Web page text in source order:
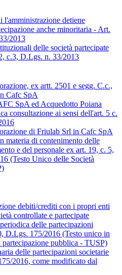
l'amministrazione detiene
anche minoritaria - Art.
2013
delle società partecipate
c.3, D.Lgs. n. 33/2013
ex artt. 2501 e segg. C.c.,
Cafc SpA
SpA ed Acquedotto Poiana
consultazione ai sensi dell'art. 5 c.
di Friulab Srl in Cafc SpA
materia di contenimento delle
e del personale ex art. 19, c. 5,
(Testo Unico delle Società
debiti/crediti con i propri enti
controllate e partecipate
delle partecipazioni
D.Lgs. 175/2016 (Testo unico in
partecipazione pubblica - TUSP)
delle partecipazioni societarie
2016, come modificato dal